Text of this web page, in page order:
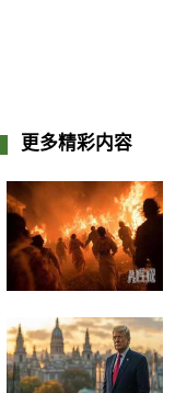
更多精彩内容